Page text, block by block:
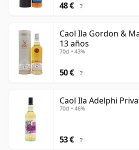
48 € ?
Caol Ila Gordon &
13 años
70cl • 43%
50 € ?
Caol Ila Adelphi
70cl • 46%
53 € ?